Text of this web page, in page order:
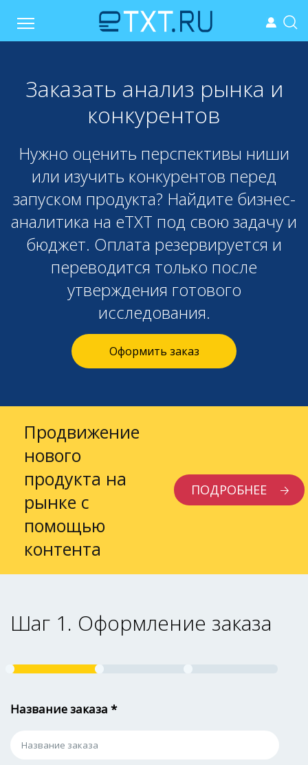
Заказать анализ рынка и
конкурентов
Нужно оценить перспективы ниши
или изучить конкурентов перед
запуском продукта? Найдите бизнес-
аналитика на eTXT под свою задачу и
бюджет. Оплата резервируется и
переводится только после
утверждения готового
исследования.
Оформить заказ
Продвижение
нового
продукта на
рынке с
помощью
контента
ПОДРОБНЕЕ
Шаг 1. Оформление заказа
Название заказа *